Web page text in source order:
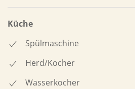
Küche
Spülmaschine
Herd/Kocher
Wasserkocher